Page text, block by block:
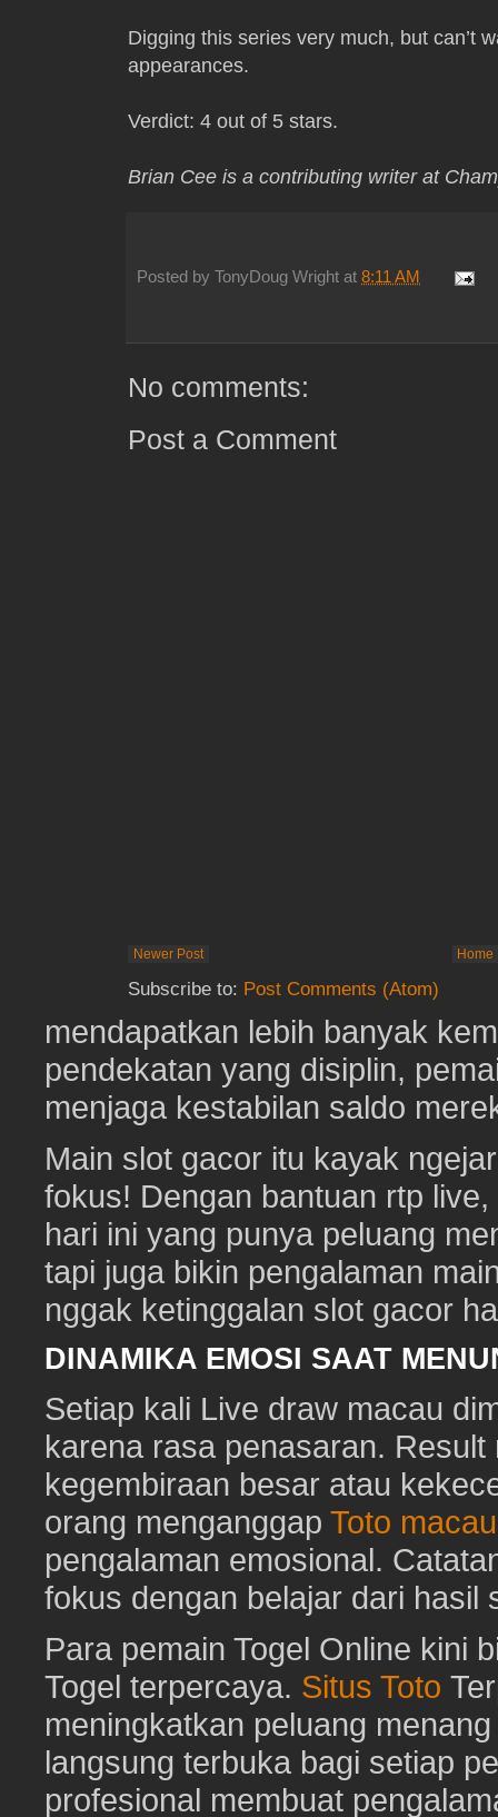
Digging this series very much, but can’t
appearances.
Verdict: 4 out of 5 stars.
Brian Cee is a contributing writer at
Posted by TonyDoug Wright at 8:11 AM
No comments:
Post a Comment
Newer Post Home
Subscribe to: Post Comments (Atom)
mendapatkan lebih banyak
pendekatan yang disiplin,
menjaga kestabilan saldo
Main slot gacor itu kayak
fokus! Dengan bantuan rtp
hari ini yang punya peluang
tapi juga bikin pengalaman
nggak ketinggalan slot gacor
DINAMIKA EMOSI SAAT
Setiap kali Live draw macau
karena rasa penasaran.
kegembiraan besar atau
orang menganggap Toto macau
pengalaman emosional.
fokus dengan belajar dari hasil
Para pemain Togel Online kini
Togel terpercaya. Situs Toto
meningkatkan peluang
langsung terbuka bagi setiap
profesional membuat